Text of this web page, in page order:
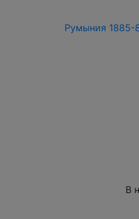
Румыния 1885-
В